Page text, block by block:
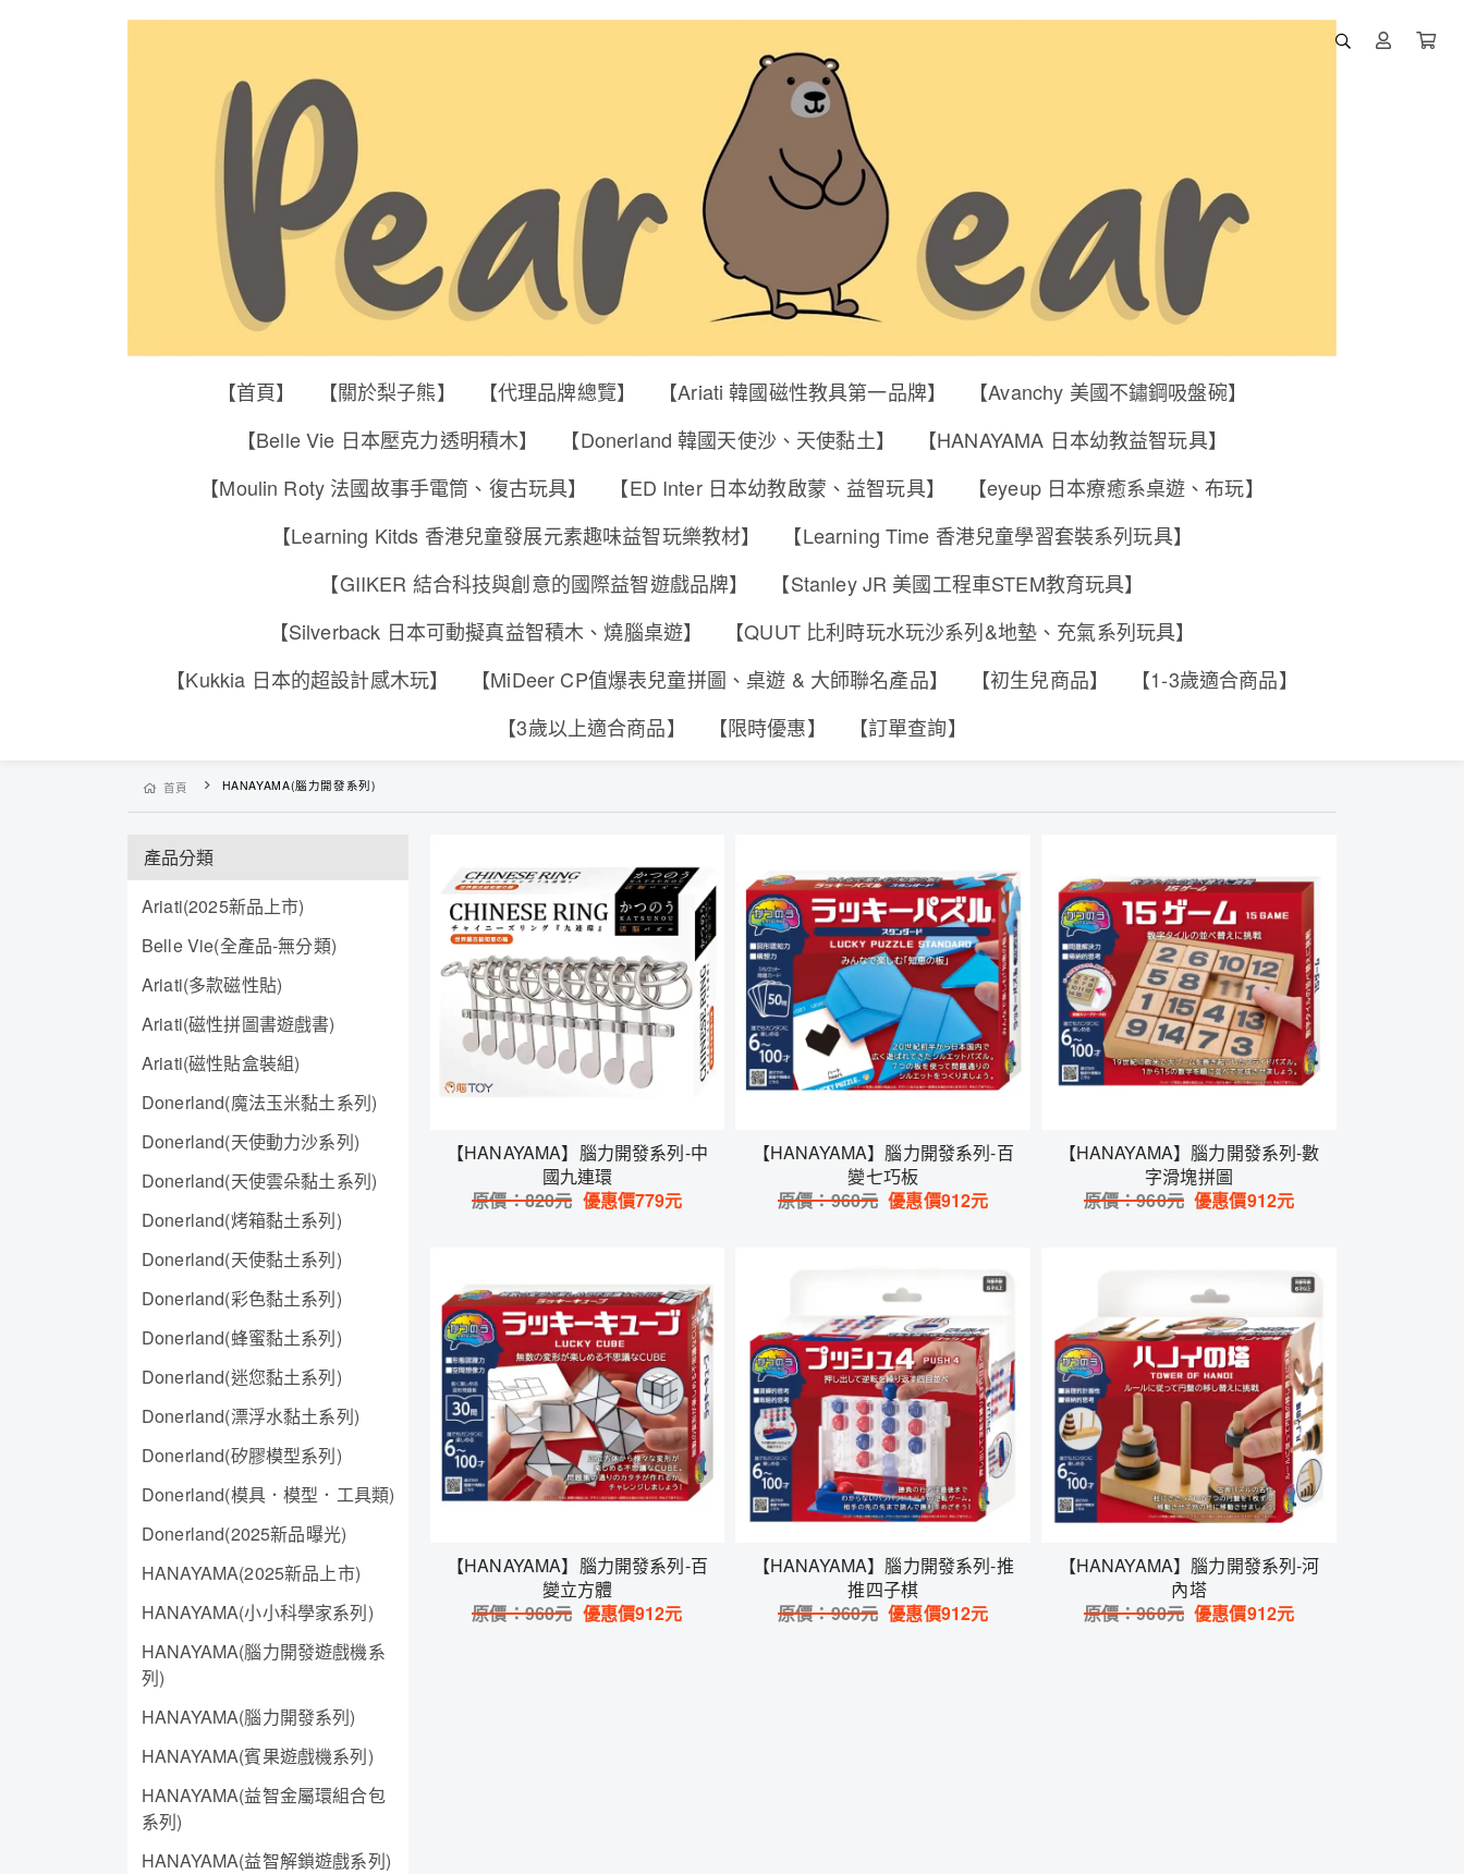
【首頁】 【關於梨子熊】 【代理品牌總覽】 【Ariati 韓國磁性教具第一品牌】
【Avanchy 美國不鏽鋼吸盤碗】
【Belle Vie 日本壓克力透明積木】
【Donerland 韓國天使沙、天使黏土】
【HANAYAMA 日本幼教益智玩具】
【Moulin Roty 法國故事手電筒、復古玩具】
【ED Inter 日本幼教啟蒙、益智玩具】
【eyeup 日本療癒系桌遊、布玩】
【Learning Kitds 香港兒童發展元素趣味益智玩樂教材】
【Learning Time 香港兒童學習套裝系列玩具】
【GIIKER 結合科技與創意的國際益智遊戲品牌】
【Stanley JR 美國工程車STEM教育玩具】
【Silverback 日本可動擬真益智積木、燒腦桌遊】
【QUUT 比利時玩水玩沙系列&地墊、充氣系列玩具】
【Kukkia 日本的超設計感木玩】
【MiDeer CP值爆表兒童拼圖、桌遊 & 大師聯名產品】 【初生兒商品】
【1-3歲適合商品】
【3歲以上適合商品】
【限時優惠】 【訂單查詢】
首頁 HANAYAMA(腦力開發系列)
產品分類
Ariati(2025新品上市)
Belle Vie(全產品-無分類)
Ariati(多款磁性貼)
Ariati(磁性拼圖書遊戲書)
Ariati(磁性貼盒裝組)
Donerland(魔法玉米黏土系列)
Donerland(天使動力沙系列)
Donerland(天使雲朵黏土系列)
Donerland(烤箱黏土系列)
Donerland(天使黏土系列)
Donerland(彩色黏土系列)
Donerland(蜂蜜黏土系列)
Donerland(迷您黏土系列)
Donerland(漂浮水黏土系列)
Donerland(矽膠模型系列)
Donerland(模具．模型．工具類)
Donerland(2025新品曝光)
HANAYAMA(2025新品上市)
HANAYAMA(小小科學家系列)
HANAYAMA(腦力開發遊戲機系
列)
HANAYAMA(腦力開發系列)
HANAYAMA(賓果遊戲機系列)
HANAYAMA(益智金屬環組合包
系列)
HANAYAMA(益智解鎖遊戲系列)
【HANAYAMA】腦力開發系列-中
國九連環
原價：820元 優惠價779元
【HANAYAMA】腦力開發系列-百
變七巧板
原價：960元 優惠價912元
【HANAYAMA】腦力開發系列-數
字滑塊拼圖
原價：960元 優惠價912元
【HANAYAMA】腦力開發系列-百
變立方體
原價：960元 優惠價912元
【HANAYAMA】腦力開發系列-推
推四子棋
原價：960元 優惠價912元
【HANAYAMA】腦力開發系列-河
內塔
原價：960元 優惠價912元